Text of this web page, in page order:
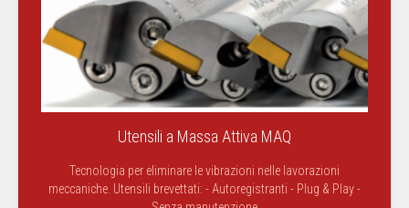
Utensili a Massa Attiva MAQ
Tecnologia per eliminare le vibrazioni nelle lavorazioni
meccaniche. Utensili brevettati: - Autoregistranti - Plug & Play -